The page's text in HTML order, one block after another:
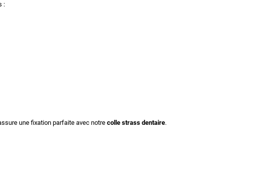
:
une fixation parfaite avec notre colle strass dentaire.